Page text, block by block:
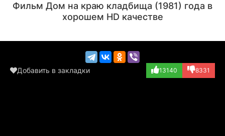
(Professor Mulle...)
(Lucy Boyle (в т...)
Фильм Дом на краю кладбища (1981) года в
хорошем HD качестве
Добавить в закладки 13140 8331